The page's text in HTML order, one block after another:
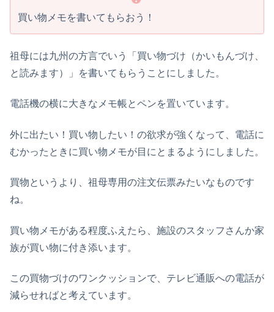
買い物メモを書いてもらおう！
祖母には九州の方言でいう「買い物づけ（かいもんづけ、
と読みます）」を書いてもらうことにしました。
電話機の横に大きなメモ帳とペンを置いています。
外に出たい！買い物したい！の欲求が強くなって、電話に
むかったときに買い物メモが目にとまるようにしました。
買物というより、祖母専用の注文伝票みたいなものです
ね。
買い物メモがある程度ふえたら、施設のスタッフさんか家
族が買い物に付き添います。
この買物づけのワンクッションで、テレビ通販への電話が
減らせればと考えています。